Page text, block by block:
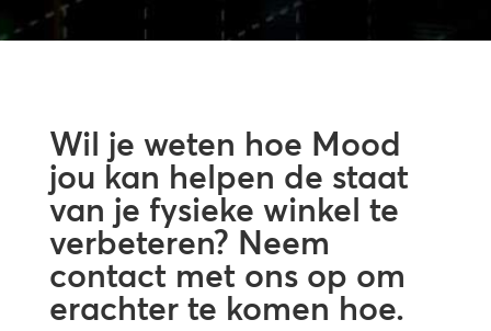
Wil je weten hoe Mood
jou kan helpen de staat
van je fysieke winkel te
verbeteren? Neem
contact met ons op om
erachter te komen hoe.